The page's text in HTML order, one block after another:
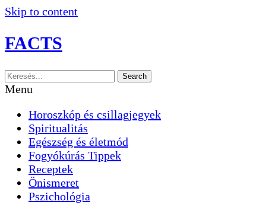
Skip to content
FACTS
Search
Menu
Horoszkóp és csillagjegyek
Spiritualitás
Egészség és életmód
Fogyókúrás Tippek
Receptek
Önismeret
Pszichológia